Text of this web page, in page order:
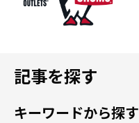
記事を探す
キーワードから探す